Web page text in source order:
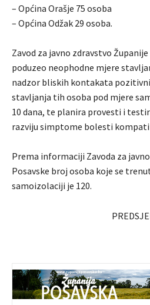
– Općina Orašje 75 osoba
– Općina Odžak 29 osoba.
Zavod za javno zdravstvo
poduzeo neophodne mjere
nadzor bliskih kontakata
stavljanja tih osoba pod mjere
10 dana, te planira provesti i
razviju simptome bolesti
Prema informaciji Zavoda za
Posavske broj osoba koje se
samoizolaciji je 120.